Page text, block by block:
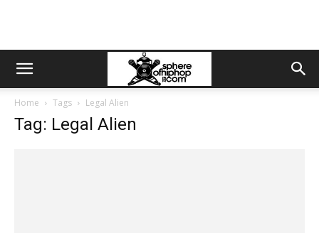
Home Tags Legal Alien
Tag: Legal Alien